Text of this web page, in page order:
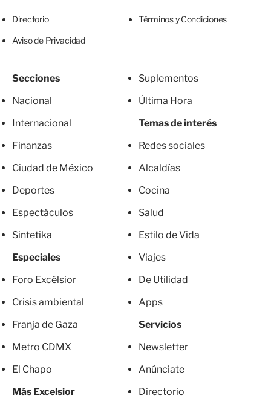
Directorio Términos y Condiciones
Aviso de Privacidad
Secciones
Nacional
Internacional
Finanzas
Ciudad de México
Deportes
Espectáculos
Sintetika
Especiales
Foro Excélsior
Crisis ambiental
Franja de Gaza
Metro CDMX
El Chapo
Más Excelsior
Suplementos
Última Hora
Temas de interés
Redes sociales
Alcaldías
Cocina
Salud
Estilo de Vida
Viajes
De Utilidad
Apps
Servicios
Newsletter
Anúnciate
Directorio